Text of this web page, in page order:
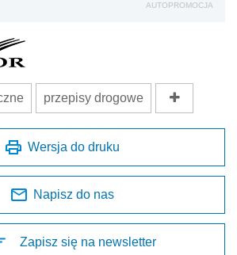
AUTOPROMOCJA
przepisy drogowe
Wersja do druku
Napisz do nas
Zapisz się na newsletter